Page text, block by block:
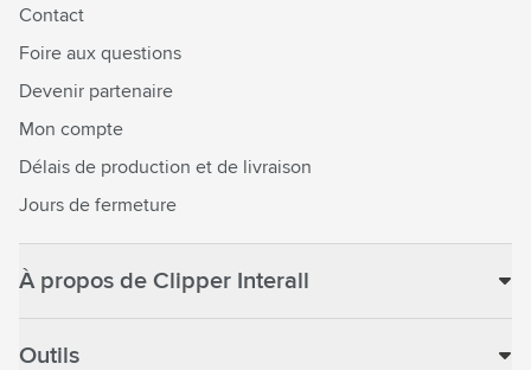
Contact
Foire aux questions
Devenir partenaire
Mon compte
Délais de production et de livraison
Jours de fermeture
À propos de Clipper Interall
Outils